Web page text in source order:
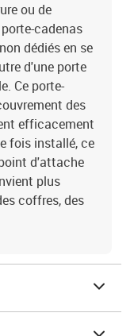
ou de
cadenas
dédiés en se
d'une porte
Ce porte-
des
efficacement
fois installé, ce
d'attache
plus
coffres, des